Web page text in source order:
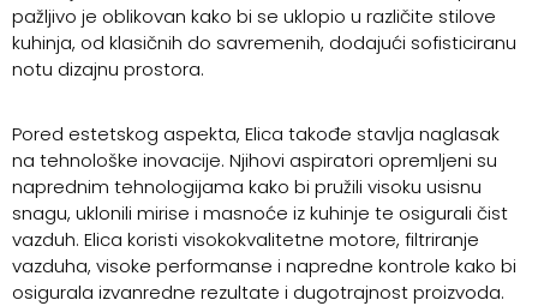
pažljivo je oblikovan kako bi se uklopio u različite stilove
kuhinja, od klasičnih do savremenih, dodajući sofisticiranu
notu dizajnu prostora.
Pored estetskog aspekta, Elica takođe stavlja naglasak
na tehnološke inovacije. Njihovi aspiratori opremljeni su
naprednim tehnologijama kako bi pružili visoku usisnu
snagu, uklonili mirise i masnoće iz kuhinje te osigurali čist
vazduh. Elica koristi visokokvalitetne motore, filtriranje
vazduha, visoke performanse i napredne kontrole kako bi
osigurala izvanredne rezultate i dugotrajnost proizvoda.